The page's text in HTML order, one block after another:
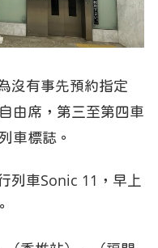
沒有事先預約指定
由席，第三至第四車
車標誌。
列車Sonic 11，早上